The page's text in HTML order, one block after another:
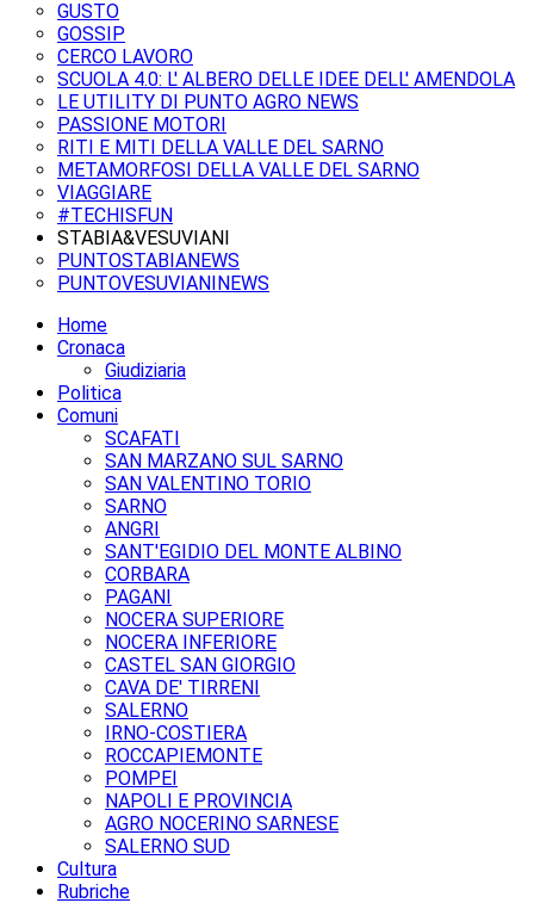
GUSTO
GOSSIP
CERCO LAVORO
SCUOLA 4.0: L' ALBERO DELLE IDEE DELL' AMENDOLA
LE UTILITY DI PUNTO AGRO NEWS
PASSIONE MOTORI
RITI E MITI DELLA VALLE DEL SARNO
METAMORFOSI DELLA VALLE DEL SARNO
VIAGGIARE
#TECHISFUN
STABIA&VESUVIANI
PUNTOSTABIANEWS
PUNTOVESUVIANINEWS
Home
Cronaca
Giudiziaria
Politica
Comuni
SCAFATI
SAN MARZANO SUL SARNO
SAN VALENTINO TORIO
SARNO
ANGRI
SANT'EGIDIO DEL MONTE ALBINO
CORBARA
PAGANI
NOCERA SUPERIORE
NOCERA INFERIORE
CASTEL SAN GIORGIO
CAVA DE' TIRRENI
SALERNO
IRNO-COSTIERA
ROCCAPIEMONTE
POMPEI
NAPOLI E PROVINCIA
AGRO NOCERINO SARNESE
SALERNO SUD
Cultura
Rubriche